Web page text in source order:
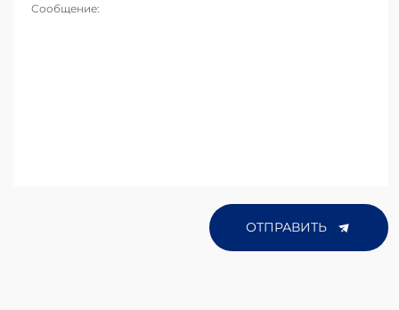
Сообщение:
ОТПРАВИТЬ